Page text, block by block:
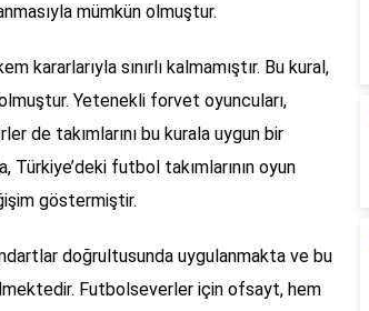
mümkün olmuştur.
kararlarıyla sınırlı kalmamıştır. Bu kural,
Yetenekli forvet oyuncuları,
de takımlarını bu kurala uygun bir
Türkiye’deki futbol takımlarının oyun
göstermiştir.
doğrultusunda uygulanmakta ve bu
Futbolseverler için ofsayt, hem